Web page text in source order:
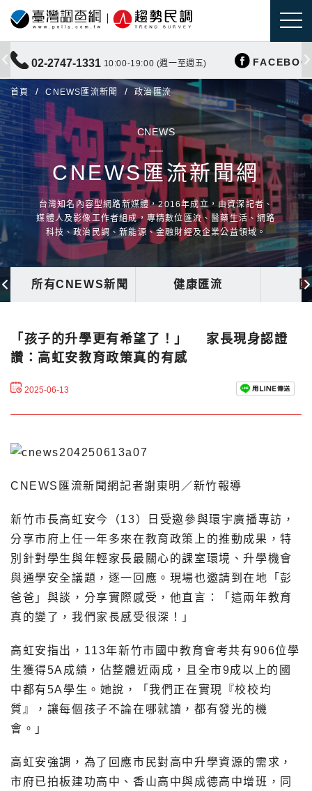
02-2747-1331 10:00-19:00 (週一至週五)
首頁 CNEWS匯流新聞 政治匯流
CNEWS
CNEWS匯流新聞網
台灣知名內容型網路新媒體，2016年成立，由資深記者、
媒體人及影像工作者組成，專精數位匯流、醫藥生活、網路
科技、政治民調、新能源、金融財經及企業公益領域。
所有CNEWS新聞 健康匯流
「孩子的升學更有希望了！」 家長現身認證
讚：高虹安教育政策真的有感
2025-06-13
CNEWS匯流新聞網記者謝東明／新竹報導
新竹市長高虹安今（13）日受邀參與環宇廣播專訪，
分享市府上任一年多來在教育政策上的推動成果，特
別針對學生與年輕家長最關心的課室環境、升學機會
與通學安全議題，逐一回應。現場也邀請到在地「彭
爸爸」與談，分享實際感受，他直言：「這兩年教育
真的變了，我們家長感受很深！」
高虹安指出，113年新竹市國中教育會考共有906位學
生獲得5A成績，佔整體近兩成，且全市9成以上的國
中都有5A學生。她說，「我們正在實現『校校均
質』，讓每個孩子不論在哪就讀，都有發光的機
會。」
高虹安強調，為了回應市民對高中升學資源的需求，
市府已拍板建功高中、香山高中與成德高中增班，同